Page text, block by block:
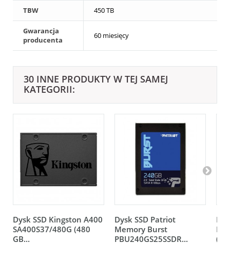
TBW 450 TB
Gwarancja
producenta
60 miesięcy
30 INNE PRODUKTY W TEJ SAMEJ
KATEGORII:
Dysk SSD Kingston A400
SA400S37/480G (480
GB...
Dysk SSD Patriot
Memory Burst
PBU240GS25SSDR...